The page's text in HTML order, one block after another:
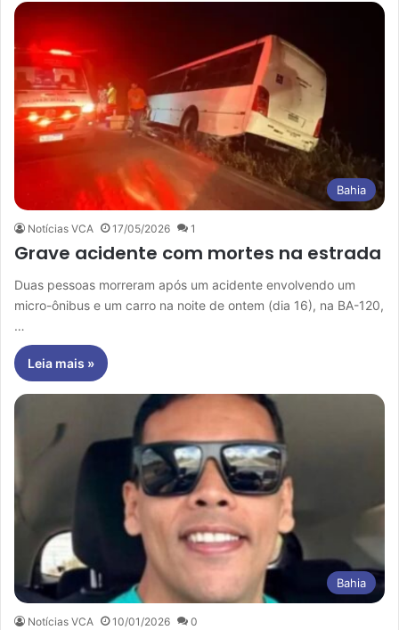
Bahia
Notícias VCA 17/05/2026 1
Grave acidente com mortes na estrada
Duas pessoas morreram após um acidente envolvendo um
micro-ônibus e um carro na noite de ontem (dia 16), na BA-120,
…
Leia mais »
Bahia
Notícias VCA 10/01/2026 0